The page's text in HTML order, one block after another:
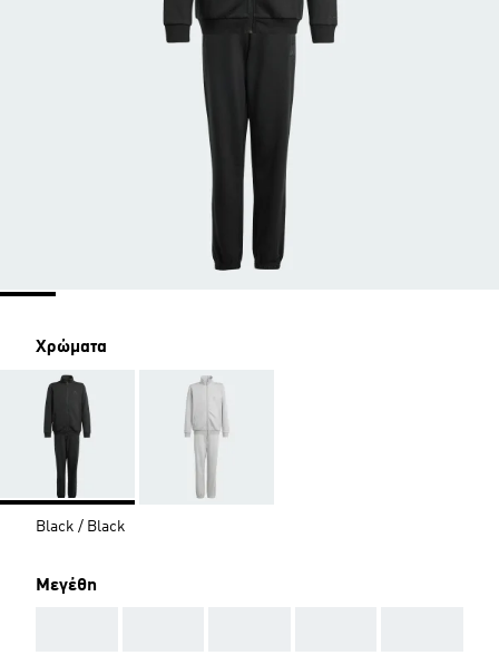
Χρώματα
Black / Black
Μεγέθη